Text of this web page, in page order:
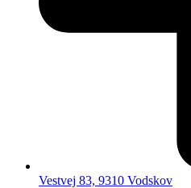
Vestvej 83, 9310 Vodskov